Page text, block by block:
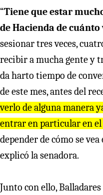
“Tiene que estar
de Hacienda de cuánto
sesionar tres veces,
recibir a mucha gente y
da harto tiempo de
de este mes, antes del
verlo de alguna manera
entrar en particular en
depender de cómo se
explicó la senadora.
Junto con ello,